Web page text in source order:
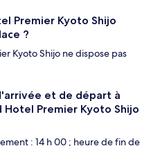
Premier Kyoto Shijo
?
Kyoto Shijo ne dispose pas
et de départ à
Premier Kyoto Shijo
: 14 h 00 ; heure de fin de